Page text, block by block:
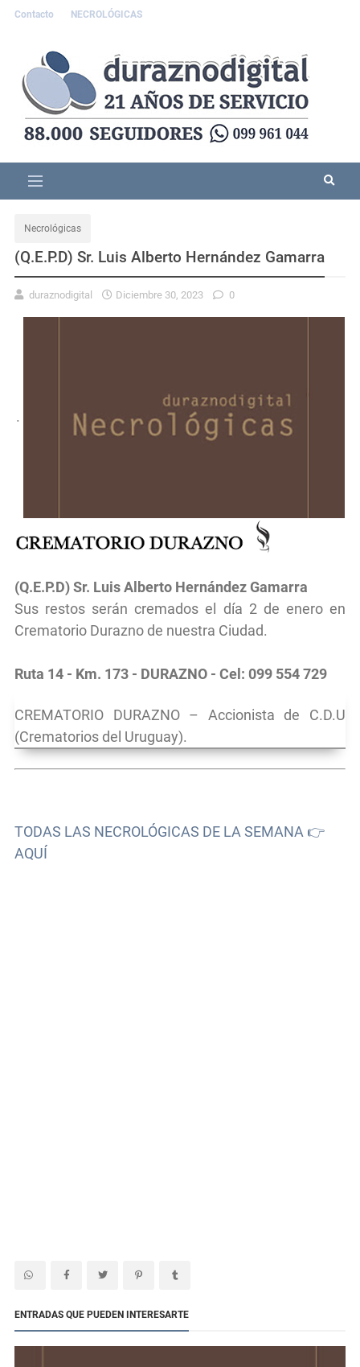
Contacto NECROLÓGICAS
Necrológicas
(Q.E.P.D) Sr. Luis Alberto Hernández Gamarra
duraznodigital Diciembre 30, 2023 0
.
(Q.E.P.D) Sr. Luis Alberto Hernández Gamarra
Sus restos serán cremados el día 2 de enero en
Crematorio Durazno de nuestra Ciudad.
Ruta 14 - Km. 173 - DURAZNO - Cel: 099 554 729
CREMATORIO DURAZNO – Accionista de C.D.U
(Crematorios del Uruguay).
TODAS LAS NECROLÓGICAS DE LA SEMANA 👉
AQUÍ
ENTRADAS QUE PUEDEN INTERESARTE